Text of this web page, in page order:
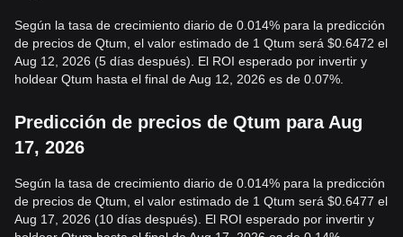
Según la tasa de crecimiento diario de 0.014% para la predicción
de precios de Qtum, el valor estimado de 1 Qtum será $0.6472 el
Aug 12, 2026 (5 días después). El ROI esperado por invertir y
holdear Qtum hasta el final de Aug 12, 2026 es de 0.07%.
Predicción de precios de Qtum para Aug
17, 2026
Según la tasa de crecimiento diario de 0.014% para la predicción
de precios de Qtum, el valor estimado de 1 Qtum será $0.6477 el
Aug 17, 2026 (10 días después). El ROI esperado por invertir y